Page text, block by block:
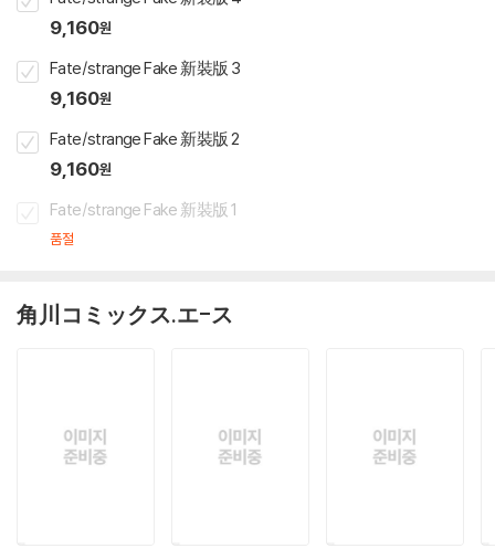
9,160원
Fate/strange Fake 新裝版 3
9,160원
Fate/strange Fake 新裝版 2
9,160원
Fate/strange Fake 新裝版 1
품절
角川コミックス.エ-ス